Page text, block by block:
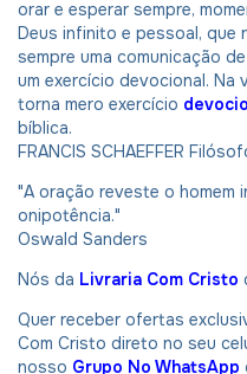
orar e esperar sempre,
Deus infinito e pessoal, que
sempre uma comunicação
um exercício devocional. Na
torna mero exercício
bíblica.
FRANCIS SCHAEFFER
"A oração reveste o homem
onipotência."
Oswald Sanders
Nós da Livraria Com Cristo
Quer receber ofertas
Com Cristo direto no seu
nosso Grupo No WhatsApp